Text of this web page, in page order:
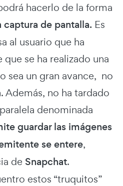
hacerlo de la forma
captura de pantalla. Es
al usuario que ha
se ha realizado una
sea un gran avance, no
Además, no ha tardado
denominada
guardar las imágenes
se entere,
de Snapchat.
estos “truquitos”